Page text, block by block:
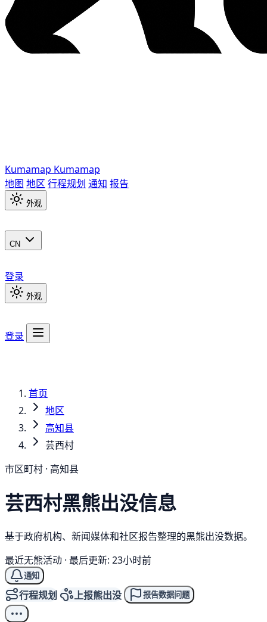
Kumamap Kumamap
地图 地区 行程规划 通知 报告
外观
CN
登录
外观
登录
首页
地区
高知县
芸西村
市区町村 · 高知县
芸西村黑熊出没信息
基于政府机构、新闻媒体和社区报告整理的黑熊出没数据。
最近无熊活动 · 最后更新: 23小时前
通知
行程规划 上报熊出没 报告数据问题